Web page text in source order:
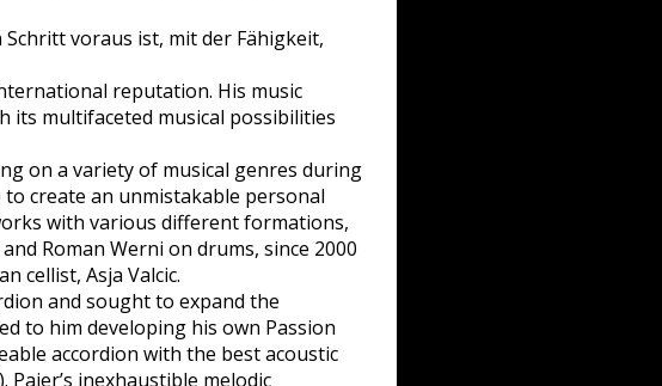
voraus ist, mit der Fähigkeit,
reputation. His music
its multifaceted musical possibilities
on a variety of musical genres during
create an unmistakable personal
with various different formations,
Roman Werni on drums, since 2000
cellist, Asja Valcic.
and sought to expand the
to him developing his own Passion
accordion with the best acoustic
inexhaustible melodic